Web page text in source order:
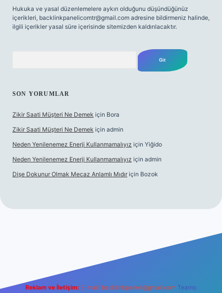
Hukuka ve yasal düzenlemelere aykırı olduğunu düşündüğünüz
içerikleri, backlinkpanelicomtr@gmail.com adresine bildirmeniz halinde,
ilgili içerikler yasal süre içerisinde sitemizden kaldırılacaktır.
SON YORUMLAR
Zikir Saati Müşteri Ne Demek için Bora
Zikir Saati Müşteri Ne Demek için admin
Neden Yenilenemez Enerji Kullanmamalıyız için Yiğido
Neden Yenilenemez Enerji Kullanmamalıyız için admin
Dişe Dokunur Olmak Mecaz Anlamlı Mıdır için Bozok
Reklam ve İletişim: E-mail: backlinkpaneli@gmail.com Teams: